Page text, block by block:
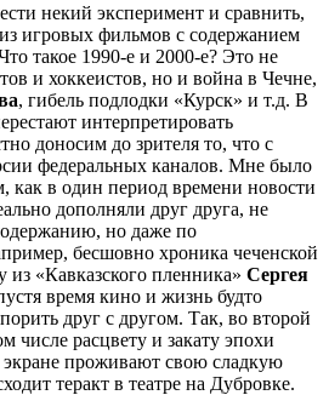
некий эксперимент и сравнить,
игровых фильмов с содержанием
такое 1990-е и 2000-е? Это не
и хоккеистов, но и война в Чечне,
, гибель подлодки «Курск» и т.д. В
интерпретировать
доносим до зрителя то, что с
федеральных каналов. Мне было
как в один период времени новости
дополняли друг друга, не
но даже по
бесшовно хроника чеченской
«Кавказского пленника» Сергея
время кино и жизнь будто
друг с другом. Так, во второй
числе расцвету и закату эпохи
экране проживают свою сладкую
теракт в театре на Дубровке.